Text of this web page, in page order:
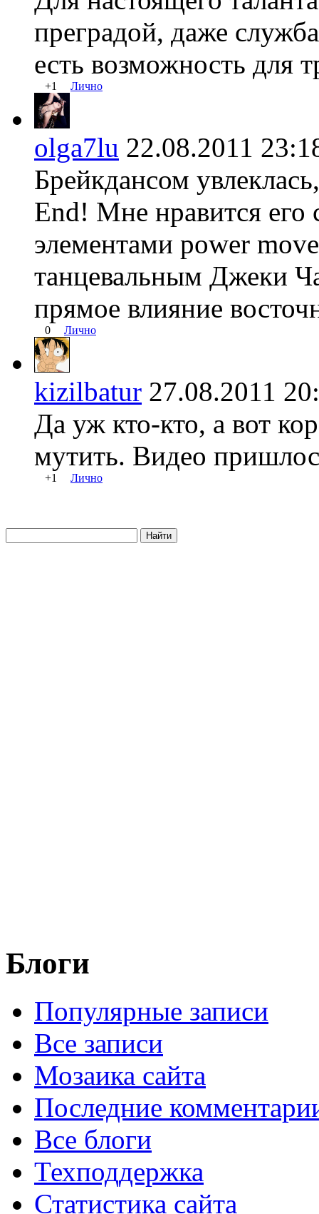
преградой, даже
есть возможность для
+1 Лично
olga7lu 22.08.2011
Брейкдансом
End! Мне нравится
элементами power
танцевальным Джеки
прямое влияние
0 Лично
kizilbatur 27.08.2011
Да уж кто-кто, а вот
мутить. Видео
+1 Лично
Блоги
Популярные записи
Все записи
Мозаика сайта
Последние
Все блоги
Техподдержка
Статистика сайта